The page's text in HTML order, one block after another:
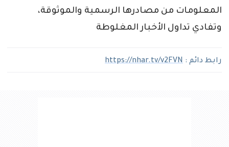
المعلومات من مصادرها الرسمية والموثوقة،
وتفادي تداول الأخبار المغلوطة
رابط دائم : https://nhar.tv/v2FVN